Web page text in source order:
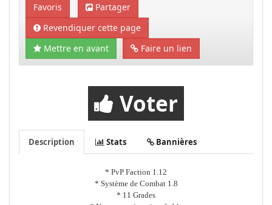
Favoris
Partager
Revendiquer cette page
Mettre en avant
Faire un lien
Voter
Description Stats Bannières
* PvP Faction 1.12
* Système de Combat 1.8
* 11 Grades